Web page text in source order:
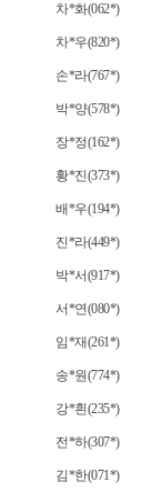
차*화(062*)
차*우(820*)
손*라(767*)
박*양(578*)
장*정(162*)
황*진(373*)
배*우(194*)
진*라(449*)
박*서(917*)
서*연(080*)
임*재(261*)
송*원(774*)
강*흰(235*)
전*하(307*)
김*한(071*)